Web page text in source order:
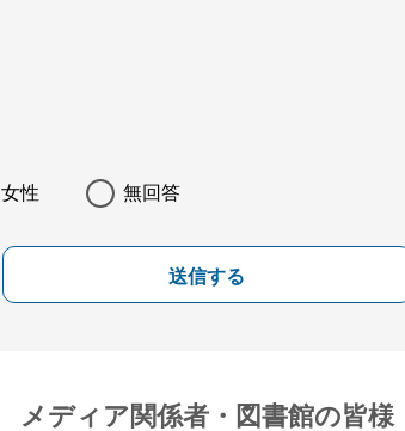
女性 無回答
送信する
メディア関係者・図書館の皆様